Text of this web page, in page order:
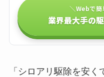
＼Webで簡
業界最大手の
「シロアリ駆除を安